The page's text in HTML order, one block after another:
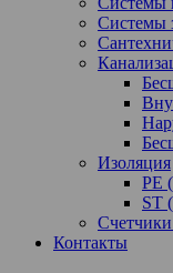
Системы
Изоляция
PE
ST
Контакты